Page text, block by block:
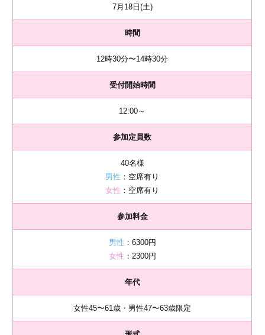
7月18日(土)
時間
12時30分〜14時30分
受付開始時間
12:00～
参加定員数
40名様
男性 ：空席有り
女性 ：空席有り
参加料金
男性 ：6300円
女性 ：2300円
年代
女性45〜61歳・男性47〜63歳限定